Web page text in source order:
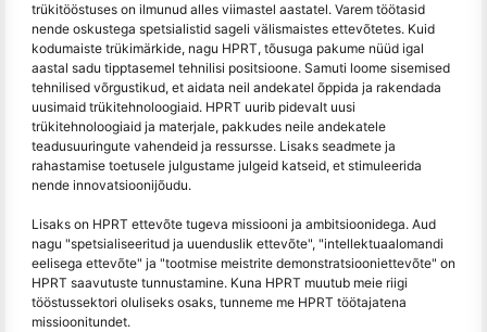
trükitööstuses on ilmunud alles viimastel aastatel. Varem töötasid
nende oskustega spetsialistid sageli välismaistes ettevõtetes. Kuid
kodumaiste trükimärkide, nagu HPRT, tõusuga pakume nüüd igal
aastal sadu tipptasemel tehnilisi positsioone. Samuti loome sisemised
tehnilised võrgustikud, et aidata neil andekatel õppida ja rakendada
uusimaid trükitehnoloogiaid. HPRT uurib pidevalt uusi
trükitehnoloogiaid ja materjale, pakkudes neile andekatele
teadusuuringute vahendeid ja ressursse. Lisaks seadmete ja
rahastamise toetusele julgustame julgeid katseid, et stimuleerida
nende innovatsioonijõudu.
Lisaks on HPRT ettevõte tugeva missiooni ja ambitsioonidega. Aud
nagu "spetsialiseeritud ja uuenduslik ettevõte", "intellektuaalomandi
eelisega ettevõte" ja "tootmise meistrite demonstratsiooniettevõte" on
HPRT saavutuste tunnustamine. Kuna HPRT muutub meie riigi
tööstussektori oluliseks osaks, tunneme me HPRT töötajatena
missioonitundet.